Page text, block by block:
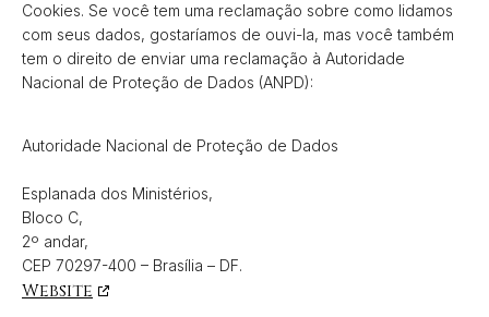
Cookies. Se você tem uma reclamação sobre como lidamos
com seus dados, gostaríamos de ouvi-la, mas você também
tem o direito de enviar uma reclamação à Autoridade
Nacional de Proteção de Dados (ANPD):
Autoridade Nacional de Proteção de Dados
Esplanada dos Ministérios,
Bloco C,
2º andar,
CEP 70297-400 – Brasília – DF.
Website